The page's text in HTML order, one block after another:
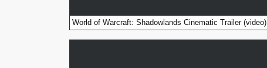
World of Warcraft: Shadowlands Cinematic Trailer (video)